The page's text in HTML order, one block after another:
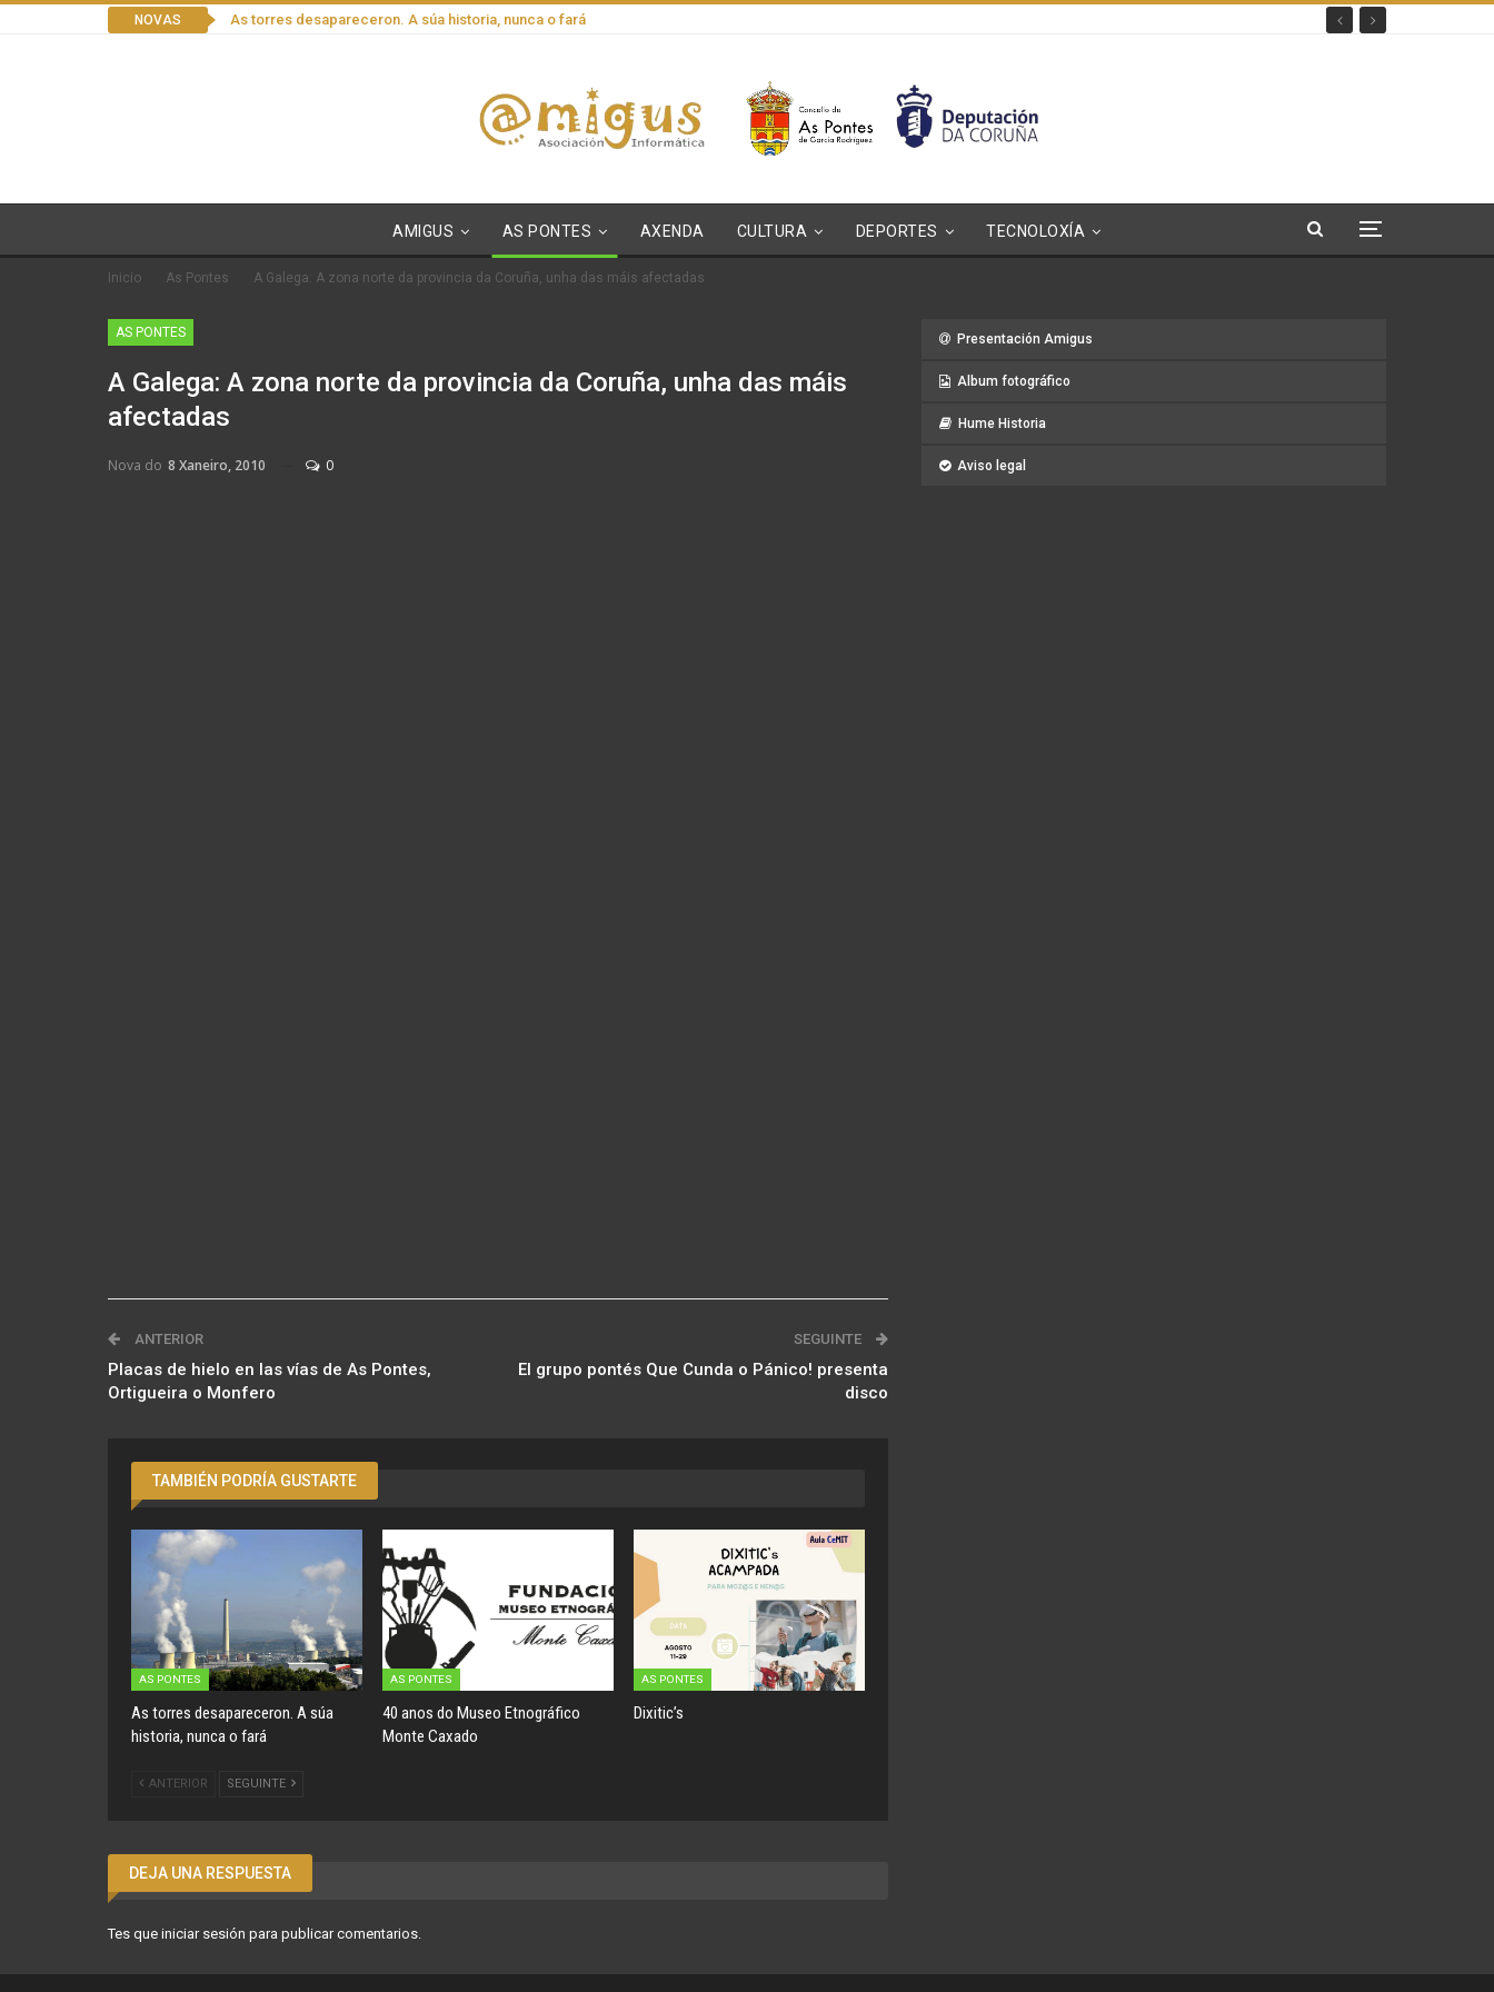
NOVAS As torres desapareceron. A súa historia, nunca o fará
AMIGUS AS PONTES AXENDA CULTURA DEPORTES TECNOLOXÍA
Inicio As Pontes A Galega: A zona norte da provincia da Coruña, unha das máis afectadas
AS PONTES
A Galega: A zona norte da provincia da Coruña, unha das máis
afectadas
Nova do 8 Xaneiro, 2010 0
ANTERIOR
Placas de hielo en las vías de As Pontes,
Ortigueira o Monfero
SEGUINTE
El grupo pontés Que Cunda o Pánico! presenta
disco
TAMBIÉN PODRÍA GUSTARTE
AS PONTES
As torres desapareceron. A súa
historia, nunca o fará
AS PONTES
40 anos do Museo Etnográfico
Monte Caxado
AS PONTES
Dixitic’s
ANTERIOR SEGUINTE
DEJA UNA RESPUESTA
Tes que iniciar sesión para publicar comentarios.
Presentación Amigus
Album fotográfico
Hume Historia
Aviso legal